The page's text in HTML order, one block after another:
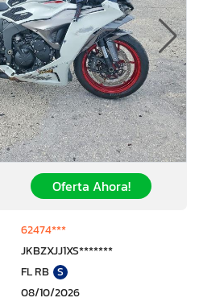
Oferta Ahora!
62474***
JKBZXJJ1XS*******
FL RB S
08/10/2026